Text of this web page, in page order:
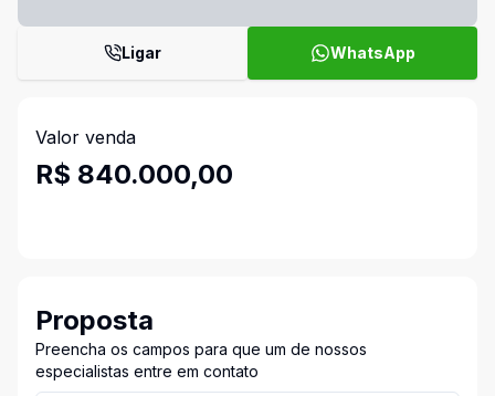
Ligar WhatsApp
Valor venda
R$ 840.000,00
Proposta
Preencha os campos para que um de nossos
especialistas entre em contato